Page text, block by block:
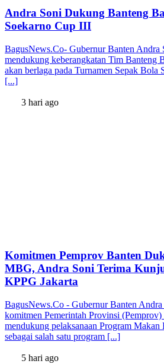
Andra Soni Dukung Banteng
Soekarno Cup III
BagusNews.Co- Gubernur Banten Andra
mendukung keberangkatan Tim Banteng
akan berlaga pada Turnamen Sepak Bola
[...]
3 hari ago
Komitmen Pemprov Banten
MBG, Andra Soni Terima
KPPG Jakarta
BagusNews.Co - Gubernur Banten Andra
komitmen Pemerintah Provinsi
mendukung pelaksanaan Program
sebagai salah satu program [...]
5 hari ago